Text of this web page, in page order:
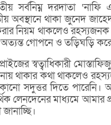
সর্বনিম্ন দরদাতা
অবস্থানে থাকা জুনেদ
করার নিয়ম থাকলেও
গোপনে ও তড়িঘড়ি করে
স্বত্বাধিকারী
থাকার কথা থাকলেও
সদুত্তর দিতে
মাধ্যমে আমার